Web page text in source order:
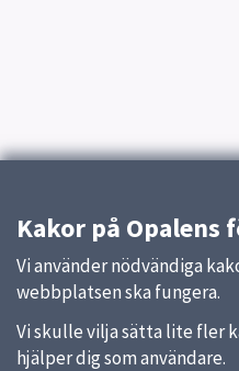
Kakor på Opalens
Vi använder nödvändiga
webbplatsen ska fungera.
Vi skulle vilja sätta lite fler
hjälper dig som användare.